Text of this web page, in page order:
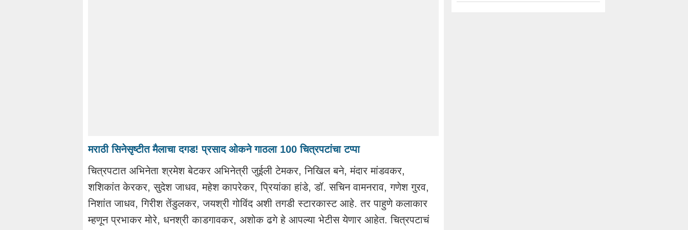
मराठी सिनेसृष्टीत मैलाचा दगड! प्रसाद ओकने गाठला 100 चित्रपटांचा टप्पा
चित्रपटात अभिनेता श्रमेश बेटकर अभिनेत्री जुईली टेमकर, निखिल बने, मंदार मांडवकर,
शशिकांत केरकर, सुदेश जाधव, महेश कापरेकर, प्रियांका हांडे, डॉ. सचिन वामनराव, गणेश गुरव,
निशांत जाधव, गिरीश तेंडुलकर, जयश्री गोविंद अशी तगडी स्टारकास्ट आहे. तर पाहुणे कलाकार
म्हणून प्रभाकर मोरे, धनश्री काडगावकर, अशोक ढगे हे आपल्या भेटीस येणार आहेत. चित्रपटाचं